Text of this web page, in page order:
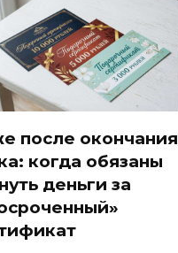
после окончания
когда обязаны
деньги за